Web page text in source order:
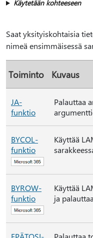
Käytetään kohteeseen
Saat yksityiskohtaisia
nimeä ensimmäisessä
Toiminto Kuvaus
JA-
funktio
Palauttaa
BYCOL-
funktio
Käyttää
BYROW-
funktio
Käyttää
ja